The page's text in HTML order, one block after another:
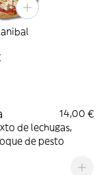
14,00 €
de lechugas,
de pesto